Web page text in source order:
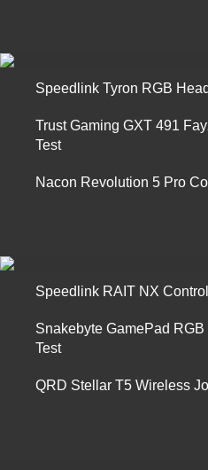
Speedlink Tyron RGB
Trust Gaming GXT 491
Test
Nacon Revolution 5 Pro
Speedlink RAIT NX
Snakebyte GamePad
Test
QRD Stellar T5 Wireless